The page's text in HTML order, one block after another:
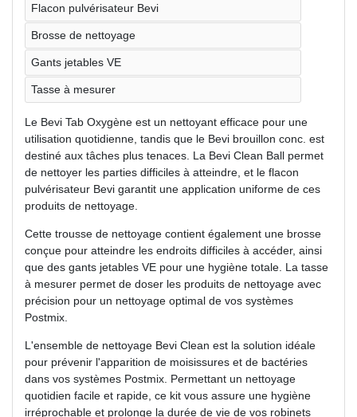
Flacon pulvérisateur Bevi
Brosse de nettoyage
Gants jetables VE
Tasse à mesurer
Le Bevi Tab Oxygène est un nettoyant efficace pour une
utilisation quotidienne, tandis que le Bevi brouillon conc. est
destiné aux tâches plus tenaces. La Bevi Clean Ball permet
de nettoyer les parties difficiles à atteindre, et le flacon
pulvérisateur Bevi garantit une application uniforme de ces
produits de nettoyage.
Cette trousse de nettoyage contient également une brosse
conçue pour atteindre les endroits difficiles à accéder, ainsi
que des gants jetables VE pour une hygiène totale. La tasse
à mesurer permet de doser les produits de nettoyage avec
précision pour un nettoyage optimal de vos systèmes
Postmix.
L'ensemble de nettoyage Bevi Clean est la solution idéale
pour prévenir l'apparition de moisissures et de bactéries
dans vos systèmes Postmix. Permettant un nettoyage
quotidien facile et rapide, ce kit vous assure une hygiène
irréprochable et prolonge la durée de vie de vos robinets